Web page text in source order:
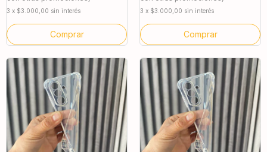
3 x $3.000,00 sin interés 3 x $3.000,00 sin interés